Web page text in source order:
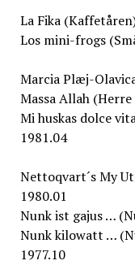
La Fika
Los mini-frogs
Marcia Plæj-
Massa Allah
Mi huskas dolce
1981.04
Nettoqvart´s My
1980.01
Nunk ist gajus …
Nunk kilowatt …
1977.10